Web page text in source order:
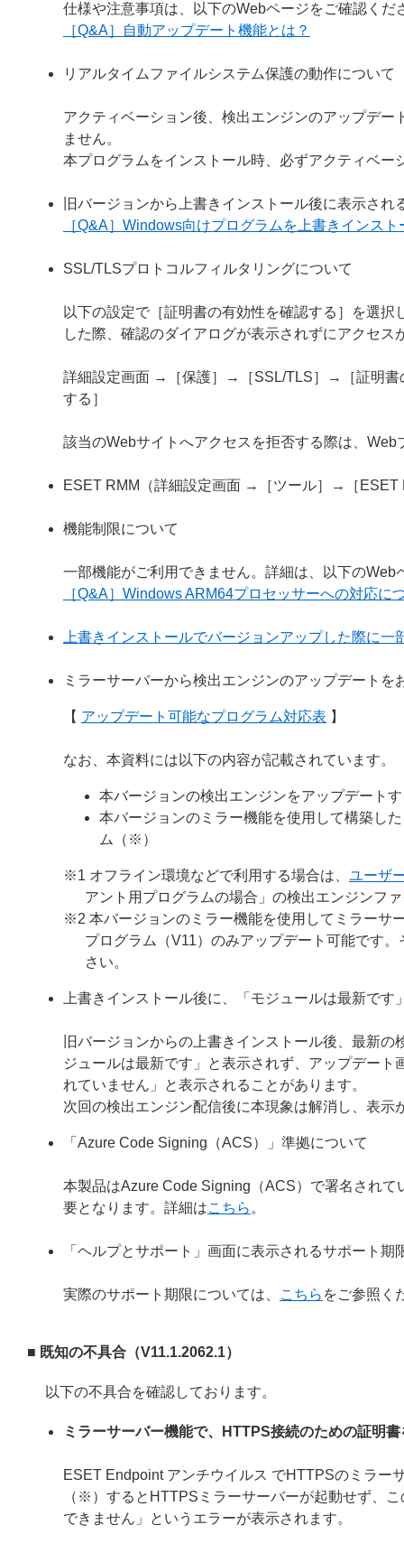
仕様や注意事項は、以下のWebページをご確認くだ
［Q&A］自動アップデート機能とは？
リアルタイムファイルシステム保護の動作について
アクティベーション後、検出エンジンのアップデ
ません。
本プログラムをインストール時、必ずアクティベ
旧バージョンから上書きインストール後に表示され
［Q&A］Windows向けプログラムを上書きインス
SSL/TLSプロトコルフィルタリングについて
以下の設定で［証明書の有効性を確認する］を選
した際、確認のダイアログが表示されずにアクセス
詳細設定画面 →［保護］→［SSL/TLS］→［証明書
する］
該当のWebサイトへアクセスを拒否する際は、
ESET RMM（詳細設定画面 →［ツール］→［ESET
機能制限について
一部機能がご利用できません。詳細は、以下の
［Q&A］Windows ARM64プロセッサーへの対応に
上書きインストールでバージョンアップした際に一
ミラーサーバーから検出エンジンのアップデート
【 アップデート可能なプログラム対応表 】
なお、本資料には以下の内容が記載されています。
本バージョンの検出エンジンをアップデート
本バージョンのミラー機能を使用して構築し
ム（※）
※1 オフライン環境などで利用する場合は、 ユーザ
アント用プログラムの場合」の検出エンジンフ
※2 本バージョンのミラー機能を使用してミラーサ
プログラム（V11）のみアップデート可能です
さい。
上書きインストール後に、「モジュールは最新です
旧バージョンからの上書きインストール後、最新
ジュールは最新です」と表示されず、アップデー
れていません」と表示されることがあります。
次回の検出エンジン配信後に本現象は解消し、表示
「Azure Code Signing（ACS）」準拠について
本製品はAzure Code Signing（ACS）で署名され
要となります。詳細はこちら 。
「ヘルプとサポート」画面に表示されるサポート
実際のサポート期限については、 こちら をご参照く
■ 既知の不具合（V11.1.2062.1）
以下の不具合を確認しております。
ミラーサーバー機能で、HTTPS接続のための証明
ESET Endpoint アンチウイルス でHTTPSのミラー
（※）するとHTTPSミラーサーバーが起動せず、
できません」というエラーが表示されます。